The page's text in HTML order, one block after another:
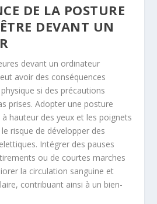
DE LA POSTURE
DEVANT UN
devant un ordinateur
avoir des conséquences
si des précautions
prises. Adopter une posture
à hauteur des yeux et les poignets
risque de développer des
Intégrer des pauses
ou de courtes marches
la circulation sanguine et
contribuant ainsi à un bien-